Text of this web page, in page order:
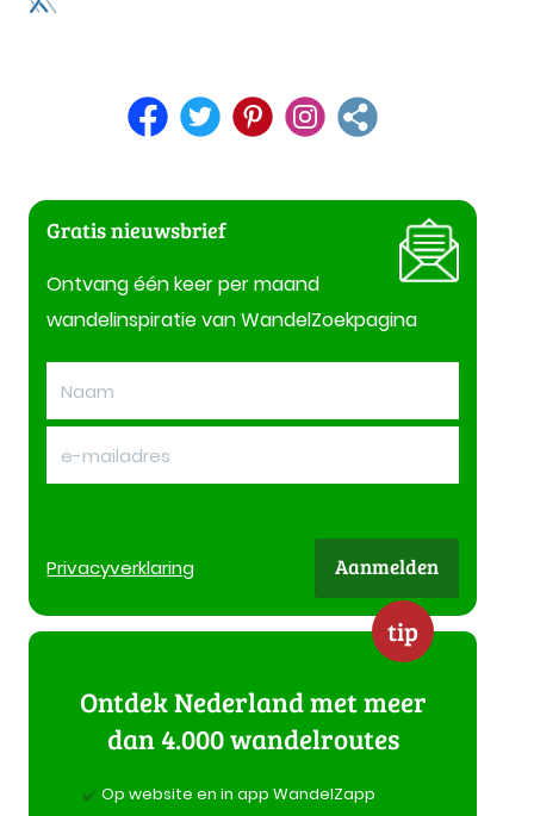
Gratis nieuwsbrief
Ontvang één keer per maand
wandelinspiratie van WandelZoekpagina
Privacyverklaring Aanmelden
tip
Ontdek Nederland met meer
dan 4.000 wandelroutes
Op website en in app WandelZapp